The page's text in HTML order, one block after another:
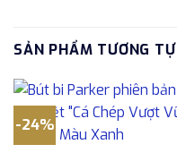
SẢN PHẨM TƯƠNG TỰ
-24%